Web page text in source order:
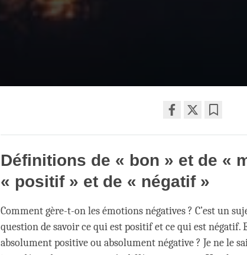
facebook
Définitions de « bon » et de «
« positif » et de « négatif »
Comment gère-t-on les émotions négatives ? C’est un
question de savoir ce qui est positif et ce qui est
absolument positive ou absolument négative ? Je ne le